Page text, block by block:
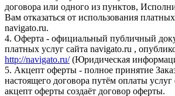
договора или одного из пунктов,
Вам отказаться от использования
navigato.ru.
4. Оферта - официальный публичный
платных услуг сайта navigato.ru ,
http://navigato.ru/(Юридическая
5. Акцепт оферты - полное принятие
настоящего договора путём оплаты услуг
акцепт оферты создаёт договор оферты.